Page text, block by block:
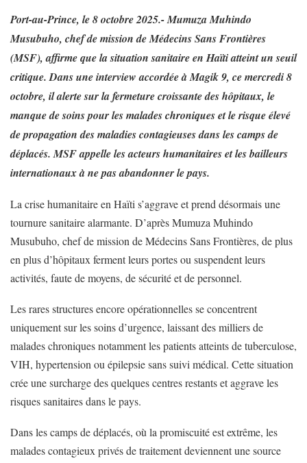
Port-au-Prince, le 8 octobre 2025.- Mumuza Muhindo
Musubuho, chef de mission de Médecins Sans Frontières
(MSF), affirme que la situation sanitaire en Haïti atteint un seuil
critique. Dans une interview accordée à Magik 9, ce mercredi 8
octobre, il alerte sur la fermeture croissante des hôpitaux, le
manque de soins pour les malades chroniques et le risque élevé
de propagation des maladies contagieuses dans les camps de
déplacés. MSF appelle les acteurs humanitaires et les bailleurs
internationaux à ne pas abandonner le pays.
La crise humanitaire en Haïti s’aggrave et prend désormais une
tournure sanitaire alarmante. D’après Mumuza Muhindo
Musubuho, chef de mission de Médecins Sans Frontières, de plus
en plus d’hôpitaux ferment leurs portes ou suspendent leurs
activités, faute de moyens, de sécurité et de personnel.
Les rares structures encore opérationnelles se concentrent
uniquement sur les soins d’urgence, laissant des milliers de
malades chroniques notamment les patients atteints de tuberculose,
VIH, hypertension ou épilepsie sans suivi médical. Cette situation
crée une surcharge des quelques centres restants et aggrave les
risques sanitaires dans le pays.
Dans les camps de déplacés, où la promiscuité est extrême, les
malades contagieux privés de traitement deviennent une source